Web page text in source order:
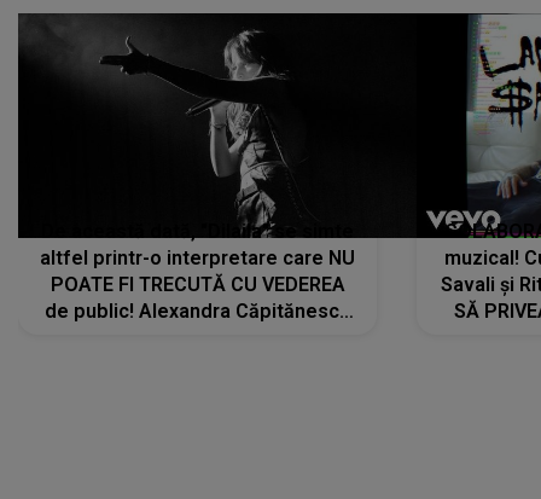
De această dată, "Dilaila" se simte
altfel printr-o interpretare care NU
POATE FI TRECUTĂ CU VEDEREA
de public! Alexandra Căpitănescu
muzical!
Savali și
SĂ